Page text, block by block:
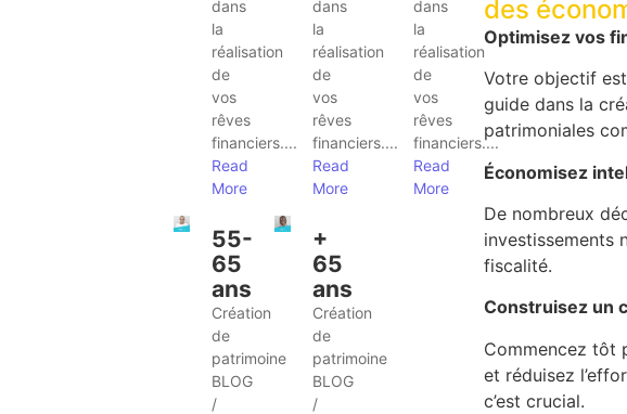
dans
la
réalisation
de
vos
rêves
financiers....
Read
More
dans
la
réalisation
de
vos
rêves
financiers....
Read
More
dans
la
réalisation
de
vos
rêves
financiers....
Read
More
55-
65
ans
Création
de
patrimoine
BLOG
/
+
65
ans
Création
de
patrimoine
BLOG
/
des
Optimisez vos
Votre objectif
guide dans la
patrimoniales
Économisez
De nombreux
investissements
fiscalité.
Construisez un
Commencez tôt
et réduisez
c’est crucial.